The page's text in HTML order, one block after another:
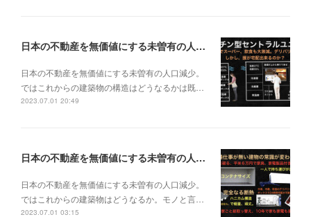
日本の不動産を無価値にする未曽有の人口減少。ではこれからの建築物の構造はどうなるかは既に解説した。今はその内部の内容。その1
日本の不動産を無価値にする未曽有の人口減少。
ではこれからの建築物の構造はどうなるかは既…
2023.07.01 20:49
日本の不動産を無価値にする未曽有の人口減少。ではこれからの建築物はどうなるか。
日本の不動産を無価値にする未曽有の人口減少。
ではこれからの建築物はどうなるか。モノと言…
2023.07.01 03:15